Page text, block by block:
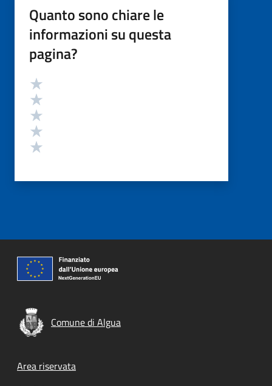
Quanto sono chiare le
informazioni su questa
pagina?
Valutazione
Comune di Algua
Footer menu
Area riservata